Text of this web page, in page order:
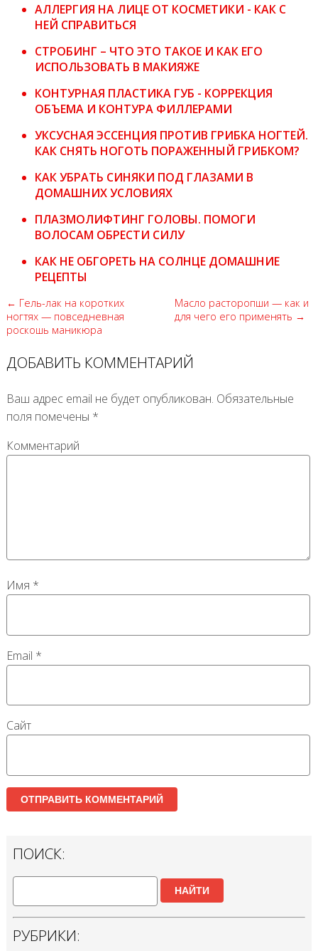
АЛЛЕРГИЯ НА ЛИЦЕ ОТ КОСМЕТИКИ - КАК С
НЕЙ СПРАВИТЬСЯ
СТРОБИНГ – ЧТО ЭТО ТАКОЕ И КАК ЕГО
ИСПОЛЬЗОВАТЬ В МАКИЯЖЕ
КОНТУРНАЯ ПЛАСТИКА ГУБ - КОРРЕКЦИЯ
ОБЪЕМА И КОНТУРА ФИЛЛЕРАМИ
УКСУСНАЯ ЭССЕНЦИЯ ПРОТИВ ГРИБКА НОГТЕЙ.
КАК СНЯТЬ НОГОТЬ ПОРАЖЕННЫЙ ГРИБКОМ?
КАК УБРАТЬ СИНЯКИ ПОД ГЛАЗАМИ В
ДОМАШНИХ УСЛОВИЯХ
ПЛАЗМОЛИФТИНГ ГОЛОВЫ. ПОМОГИ
ВОЛОСАМ ОБРЕСТИ СИЛУ
КАК НЕ ОБГОРЕТЬ НА СОЛНЦЕ ДОМАШНИЕ
РЕЦЕПТЫ
← Гель-лак на коротких
ногтях — повседневная
роскошь маникюра
Масло расторопши — как и
для чего его применять →
ДОБАВИТЬ КОММЕНТАРИЙ
Ваш адрес email не будет опубликован. Обязательные
поля помечены *
Комментарий
Имя *
Email *
Сайт
ПОИСК:
НАЙТИ
РУБРИКИ: